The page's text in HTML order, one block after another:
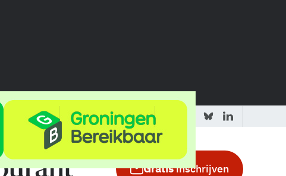
Tip de redactie Adverteren in de GIC
Gratisinschrijven